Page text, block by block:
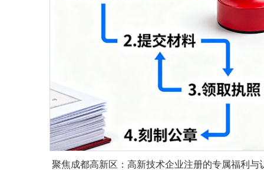
聚焦成都高新区：高新技术企业注册的专属福利与